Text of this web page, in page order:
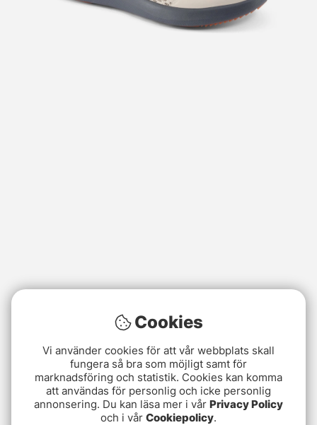
Cookies
Vi använder cookies för att vår webbplats skall
fungera så bra som möjligt samt för
marknadsföring och statistik. Cookies kan komma
att användas för personlig och icke personlig
annonsering. Du kan läsa mer i vår Privacy Policy
och i vår Cookiepolicy.